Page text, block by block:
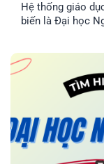
Hệ thống giáo
biến là Đại học
Bài viết này sẽ
Hãy cùng EFP
cho mình nhé!